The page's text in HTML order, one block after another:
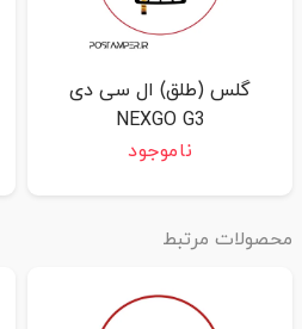
گلس (طلق) ال سی دی
NEXGO G3
ناموجود
مرتبط